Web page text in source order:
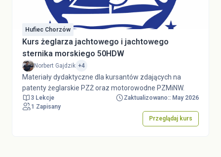
Hufiec Chorzów
Kurs żeglarza jachtowego i jachtowego
sternika morskiego 50HDW
Norbert Gajdzik +4
Materiały dydaktyczne dla kursantów zdających na
patenty żeglarskie PZŻ oraz motorowodne PZMiNW.
3 Lekcje
Zaktualizowano:: May 2026
1 Zapisany
Przeglądaj kurs